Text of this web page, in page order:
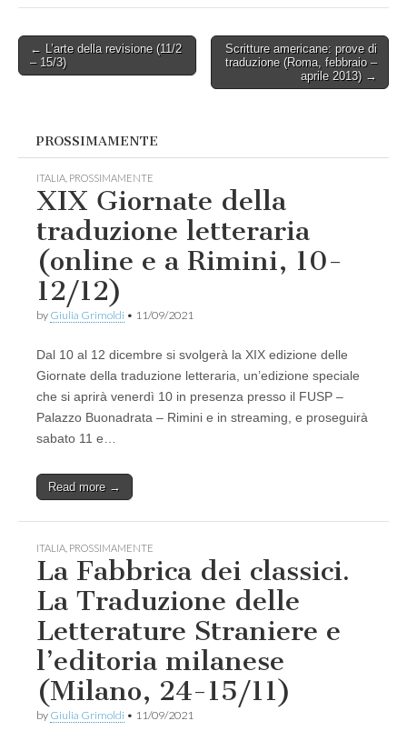
Post
navigation
← L’arte della revisione (11/2
– 15/3)
Scritture americane: prove di
traduzione (Roma, febbraio –
aprile 2013) →
PROSSIMAMENTE
ITALIA PROSSIMAMENTE
XIX Giornate della
traduzione letteraria
(online e a Rimini, 10-
12/12)
by Giulia Grimoldi • 11/09/2021
Dal 10 al 12 dicembre si svolgerà la XIX edizione delle
Giornate della traduzione letteraria, un’edizione speciale
che si aprirà venerdì 10 in presenza presso il FUSP –
Palazzo Buonadrata – Rimini e in streaming, e proseguirà
sabato 11 e…
Read more →
ITALIA PROSSIMAMENTE
La Fabbrica dei classici.
La Traduzione delle
Letterature Straniere e
l’editoria milanese
(Milano, 24-15/11)
by Giulia Grimoldi • 11/09/2021